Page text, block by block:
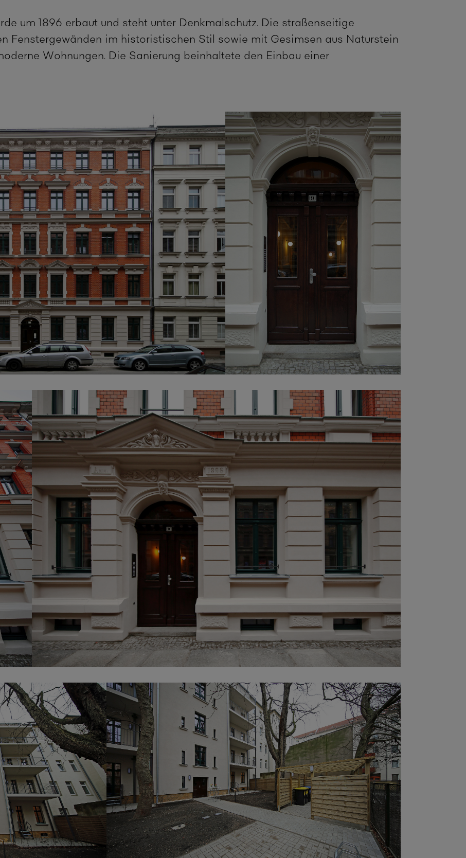
um 1896 erbaut und steht unter Denkmalschutz. Die straßenseitige
Fenstergewänden im historistischen Stil sowie mit Gesimsen aus Naturstein
Wohnungen. Die Sanierung beinhaltete den Einbau einer